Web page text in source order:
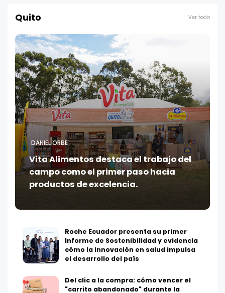
Quito Ver todo
DANIEL ORBE
Vita Alimentos destaca el trabajo del
campo como el primer paso hacia
productos de excelencia.
Roche Ecuador presenta su primer
Informe de Sostenibilidad y evidencia
cómo la innovación en salud impulsa
el desarrollo del país
Del clic a la compra: cómo vencer el
"carrito abandonado" durante la